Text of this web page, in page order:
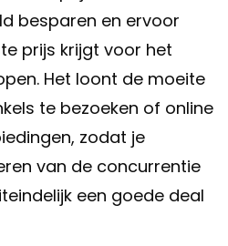
besparen en ervoor
prijs krijgt voor het
Het loont de moeite
te bezoeken of online
zodat je
van de concurrentie
een goede deal